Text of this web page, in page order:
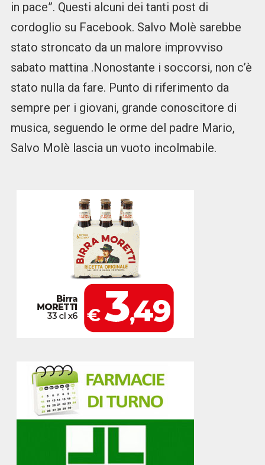
in pace”. Questi alcuni dei tanti post di
cordoglio su Facebook. Salvo Molè sarebbe
stato stroncato da un malore improvviso
sabato mattina .Nonostante i soccorsi, non c’è
stato nulla da fare. Punto di riferimento da
sempre per i giovani, grande conoscitore di
musica, seguendo le orme del padre Mario,
Salvo Molè lascia un vuoto incolmabile.